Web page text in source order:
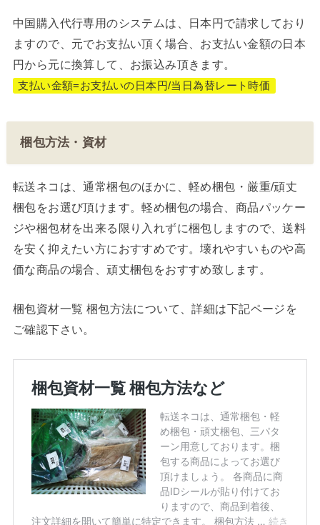
中国購入代行専用のシステムは、日本円で請求しており
ますので、元でお支払い頂く場合、お支払い金額の日本
円から元に換算して、お振込み頂きます。
支払い金額=お支払いの日本円/当日為替レート時価
梱包方法・資材
転送ネコは、通常梱包のほかに、軽め梱包・厳重/頑丈
梱包をお選び頂けます。軽め梱包の場合、商品パッケー
ジや梱包材を出来る限り入れずに梱包しますので、送料
を安く抑えたい方におすすめです。壊れやすいものや高
価な商品の場合、頑丈梱包をおすすめ致します。
梱包資材一覧 梱包方法について、詳細は下記ページを
ご確認下さい。